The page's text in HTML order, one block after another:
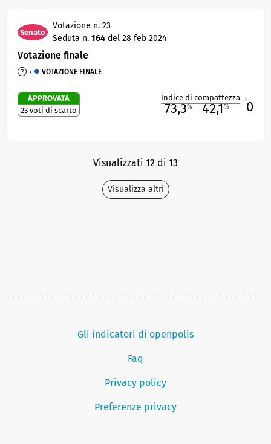
Senato
Votazione n. 23
Seduta n. 164 del 28 feb 2024
Votazione finale
VOTAZIONE FINALE
APPROVATA
23 voti di scarto
Indice di compattezza
73,3% 42,1% 0
Visualizzati 12 di 13
Visualizza altri
Gli indicatori di openpolis
Faq
Privacy policy
Preferenze privacy